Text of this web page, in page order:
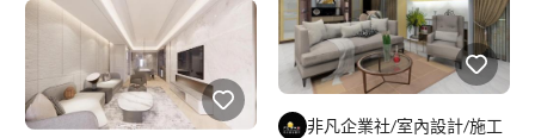
非凡企業社/室內設計/施工